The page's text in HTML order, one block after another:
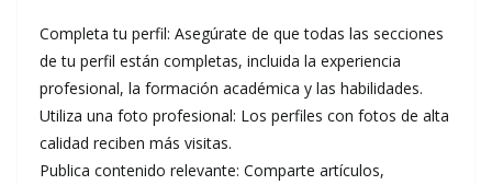
Completa tu perfil: Asegúrate de que todas las secciones
de tu perfil están completas, incluida la experiencia
profesional, la formación académica y las habilidades.
Utiliza una foto profesional: Los perfiles con fotos de alta
calidad reciben más visitas.
Publica contenido relevante: Comparte artículos,